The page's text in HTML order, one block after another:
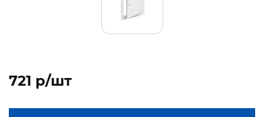
721 p/шт